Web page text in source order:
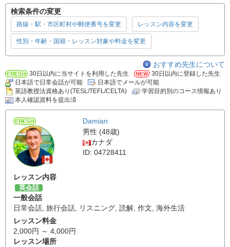
検索条件の変更
路線・駅・市区町村や郵便番号を変更 レッスン内容を変更
性別・年齢・国籍・レッスン対象や料金を変更
おすすめ先生について
30日以内に当サイトを利用した先生
30日以内に登録した先生
日本語で日常会話が可能
日本語でメールが可能
英語教授法資格あり(TESL/TEFL/CELTA)
学習目的別のコース情報あり
本人確認資料を提出済
Damian
男性 (48歳)
カナダ
ID: 04728411
レッスン内容
英会話
一般会話
日常会話, 旅行会話, リスニング, 読解, 作文, 海外生活
レッスン料金
2,000円 ～ 4,000円
レッスン場所